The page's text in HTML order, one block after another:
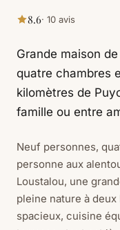
8.6· 10 avis
Grande maison
quatre chambres
kilomètres de
famille ou entre
Neuf personnes,
personne aux
Loustalou, une
pleine nature à
spacieux, cuisine